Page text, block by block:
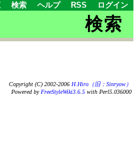
検索 ヘルプ RSS ログイン
検索
Copyright (C) 2002-2006 H.Hiro（旧：Sinryow）
Powered by FreeStyleWiki3.6.5 with Perl5.036000